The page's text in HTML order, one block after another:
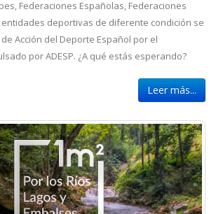
Federaciones Españolas, Federaciones
deportivas de diferente condición se
Acción del Deporte Español por el
por ADESP. ¿A qué estás esperando?
Leer más...